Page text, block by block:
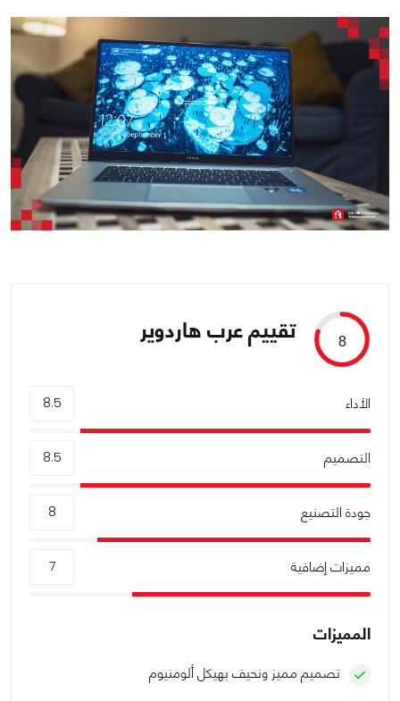
8 تقييم عرب هاردوير
الأداء 8.5
التصميم 8.5
جودة التصنيع 8
مميزات إضافية 7
المميزات
تصميم مميز ونحيف بهيكل ألومنيوم